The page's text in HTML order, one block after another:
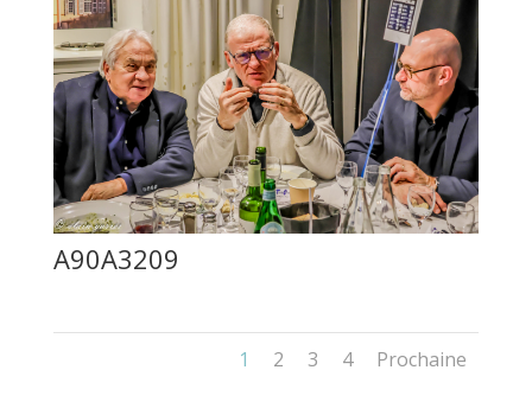
A90A3209
1 2 3 4 Prochaine